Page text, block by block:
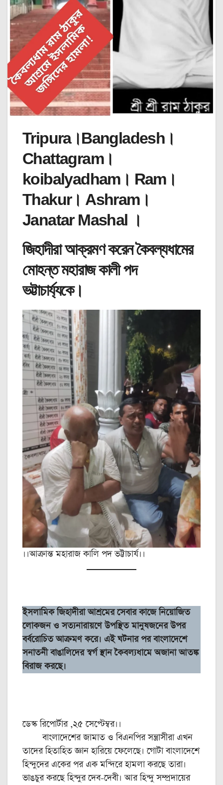
Tripura।Bangladesh।
Chattagram।
koibalyadham। Ram।
Thakur। Ashram।
Janatar Mashal ।
জিহাদীরা আক্রমণ করেন কৈবল্যধামের
মোহন্ত মহারাজ কালী পদ
ভট্টাচার্য্যকে।
।।আক্রান্ত মহারাজ কালি পদ ভট্টাচার্য।।
ইসলামিক জিহাদীরা আশ্রমের সেবার কাজে নিয়োজিত
লোকজন ও সত্যনারায়ণে উপস্থিত মানুষজনের উপর
বর্বরোচিত আক্রমণ করে। এই ঘটনার পর বাংলাদেশে
সনাতনী বাঙালিদের স্বর্গ স্থান কৈবল্যধামে অজানা আতঙ্ক
বিরাজ করছে।
ডেস্ক রিপোর্টার ,২৫ সেপ্টেম্বর।।
বাংলাদেশের জামাত ও বিএনপির সন্ত্রাসীরা এখন
তাদের হিতাহিত জ্ঞান হারিয়ে ফেলেছে। গোটা বাংলাদেশে
হিন্দুদের একের পর এক মন্দিরে হামলা করছে তারা।
ভাঙচুর করছে হিন্দুর দেব-দেবী। আর হিন্দু সম্প্রদায়ের